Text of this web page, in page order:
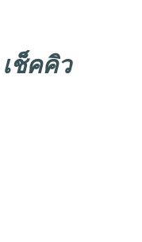
เช็คคิว